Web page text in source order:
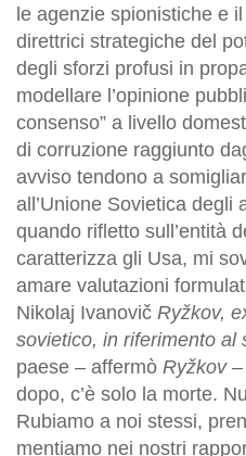
le agenzie spionistiche e
direttrici strategiche del
degli sforzi profusi in
modellare l’opinione
consenso” a livello
di corruzione raggiunto
avviso tendono a
all’Unione Sovietica degli
quando rifletto sull’entità
caratterizza gli Usa, mi
amare valutazioni
Nikolaj Ivanovič Ryžkov,
sovietico, in riferimento al
paese – affermò Ryžkov –
dopo, c’è solo la morte.
Rubiamo a noi stessi,
mentiamo nei nostri